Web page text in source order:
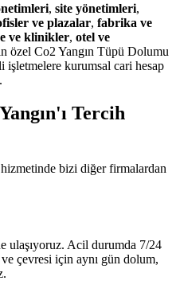
, site yönetimleri,
ve plazalar, fabrika ve
ve klinikler, otel ve
özel Co2 Yangın Tüpü Dolumu
işletmelere kurumsal cari hesap
Tercih
bizi diğer firmalardan
ulaşıyoruz. Acil durumda 7/24
ve çevresi için aynı gün dolum,